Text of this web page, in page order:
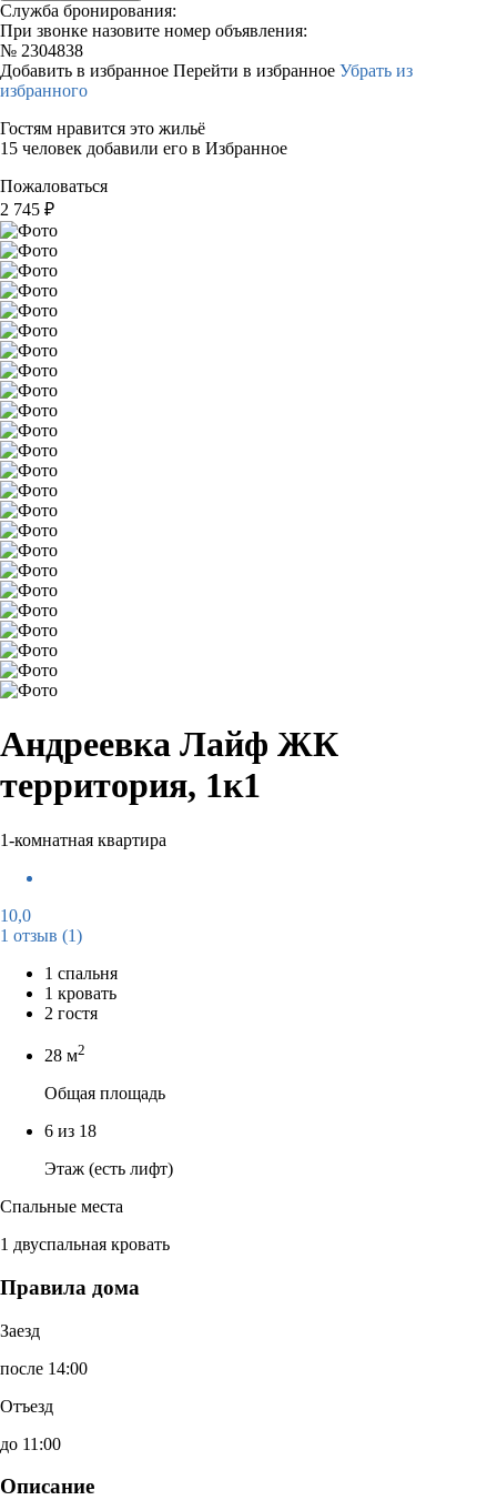
Служба бронирования:
При звонке назовите номер объявления:
№ 2304838
Добавить в избранное Перейти в избранное Убрать из
избранного
Гостям нравится это жильё
15 человек добавили его в Избранное
Пожаловаться
2 745 ₽
Андреевка Лайф ЖК
территория, 1к1
1-комнатная квартира
10,0
1 отзыв (1)
1 спальня
1 кровать
2 гостя
28 м2
Общая площадь
6 из 18
Этаж (есть лифт)
Спальные места
1 двуспальная кровать
Правила дома
Заезд
после 14:00
Отъезд
до 11:00
Описание